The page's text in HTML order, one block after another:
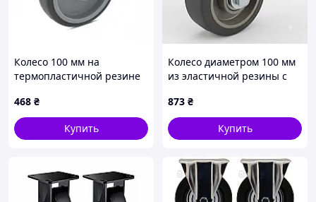
Колесо 100 мм на
термопластичной резине
нержавеющем
кронштейне с отверстием
468 ₴
Купить
Колесо диаметром 100 мм
из эластичной резины с
средней прочности (200 кг)
873 ₴
Купить